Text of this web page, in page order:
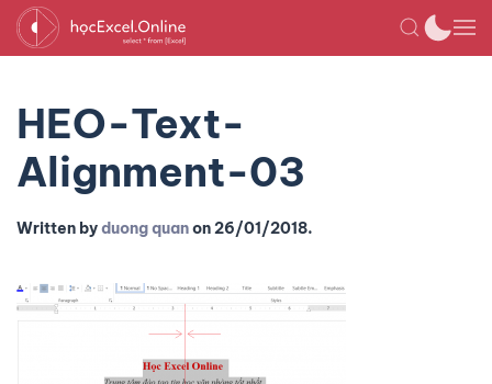
HEO-Text-
Alignment-03
Written byduong quanon26/01/2018.